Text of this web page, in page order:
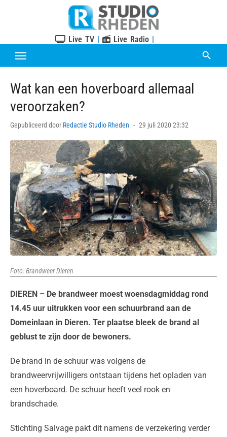
Live TV | Live Radio |
Wat kan een hoverboard allemaal
veroorzaken?
Gepubliceerd door Redactie Studio Rheden
Posted
29 juli 2020 23:32
Foto: Brandweer Dieren
DIEREN – De brandweer moest woensdagmiddag rond
14.45 uur uitrukken voor een schuurbrand aan de
Domeinlaan in Dieren. Ter plaatse bleek de brand al
geblust te zijn door de bewoners.
De brand in de schuur was volgens de
brandweervrijwilligers ontstaan tijdens het opladen van
een hoverboard. De schuur heeft veel rook en
brandschade.
Stichting Salvage pakt dit namens de verzekering verder